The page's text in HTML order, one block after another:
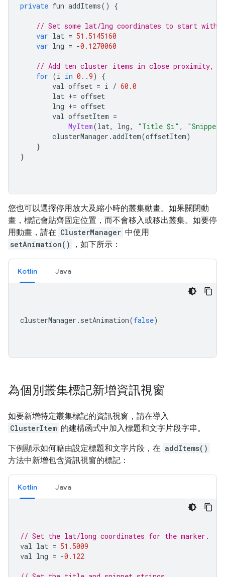
private fun addItems() {
// Set some lat/lng coordinates to start with.
var lat = 51.5145160
var lng = -0.1270060
// Add ten cluster items in close proximity,
for (i in 0. .9)
{
val offset = i / 60.0
lat += offset
lng += offset
val offsetItem =
MyItem(lat, lng, "Title $i" ,
clusterManager .addItem(offsetItem)
}
}
您也可以選擇停用放大及縮小時的叢集動畫。如果關閉動
畫，標記會貼齊固定位置，而不會移入或移出叢集。如要停
用動畫，請在 ClusterManager 中使用
setAnimation()
，如下所示：
Kotlin Java
clusterManager . setAnimation(false)
為個別叢集標記新增資訊視窗
如要新增特定叢集標記的資訊視窗，請在導入
ClusterItem 的建構函式中加入標題和文字片段字串。
下例顯示如何藉由設定標題和文字片段，在 addItems()
方法中新增包含資訊視窗的標記：
Kotlin Java
// Set the lat/long coordinates for the marker.
val lat = 51.5009
val lng = -0.122